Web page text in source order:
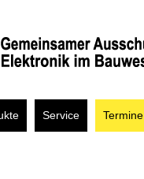
Service Termine